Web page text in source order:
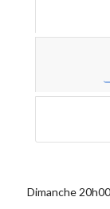
Dimanche